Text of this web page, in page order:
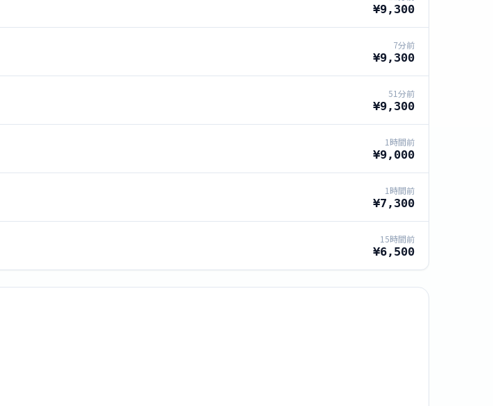
¥9,300
7分前
¥9,300
51分前
¥9,300
1時間前
¥9,000
1時間前
¥7,300
15時間前
¥6,500